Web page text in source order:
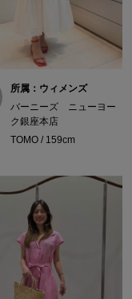
所属：ウィメンズ
バーニーズ ニューヨー
ク銀座本店
TOMO / 159cm